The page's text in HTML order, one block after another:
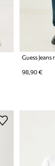
98,90 €